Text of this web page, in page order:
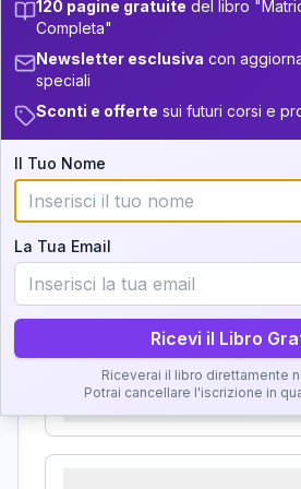
Analisi,
Clicca su ogni zona per
Importanza:
Karma Genitore-Figlio
Importanza:
120 pagine gratuite del libro
Completa"
Newsletter esclusiva con
speciali
Sconti e offerte sui futuri corsi e
Il Tuo Nome
La Tua Email
Ricevi il Libro
Riceverai il libro direttamente
Potrai cancellare l'iscrizione in